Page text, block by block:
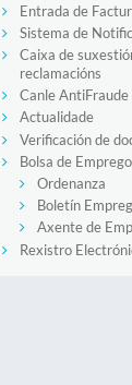
Entrada de
Sistema de
Caixa de
reclamacións
Canle AntiFraude
Actualidade
Verificación de
Bolsa de Emprego
Ordenanza
Boletín
Axente de
Rexistro